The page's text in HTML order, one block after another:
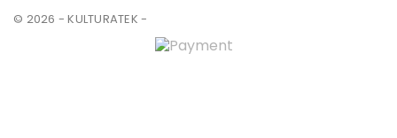
© 2026 - KULTURATEK -